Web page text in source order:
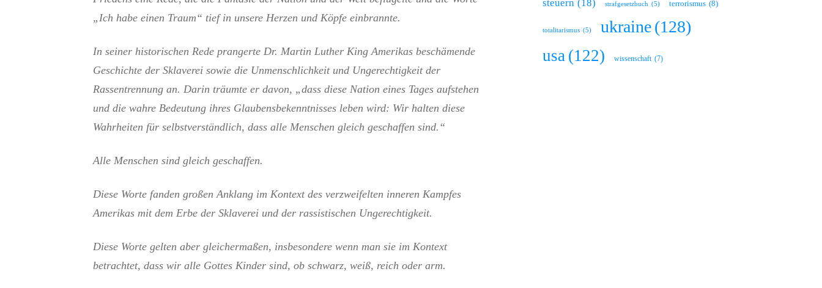
„Ich habe einen Traum“ tief in unsere Herzen und Köpfe einbrannte.
In seiner historischen Rede prangerte Dr. Martin Luther King Amerikas beschämende
Geschichte der Sklaverei sowie die Unmenschlichkeit und Ungerechtigkeit der
Rassentrennung an. Darin träumte er davon, „dass diese Nation eines Tages aufstehen
und die wahre Bedeutung ihres Glaubensbekenntnisses leben wird: Wir halten diese
Wahrheiten für selbstverständlich, dass alle Menschen gleich geschaffen sind.“
Alle Menschen sind gleich geschaffen.
Diese Worte fanden großen Anklang im Kontext des verzweifelten inneren Kampfes
Amerikas mit dem Erbe der Sklaverei und der rassistischen Ungerechtigkeit.
Diese Worte gelten aber gleichermaßen, insbesondere wenn man sie im Kontext
betrachtet, dass wir alle Gottes Kinder sind, ob schwarz, weiß, reich oder arm.
steuern (18) strafgesetzbuch (5) terrorismus (8)
totalitarismus (5) ukraine(128)
usa (122) wissenschaft (7)